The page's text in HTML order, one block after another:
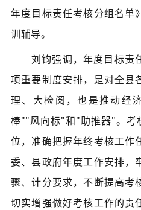
年度目标责任考核分组名单
训辅导。
刘钧强调，年度目标责
项重要制度安排，是对全县
理、大检阅 ，也是推动经
棒""风向标"和"助推器"。考
位，准确把握年终考核工作
委、县政府年度工作安排，
骤、计分要求，不断提高考
切实增强做好考核工作的责